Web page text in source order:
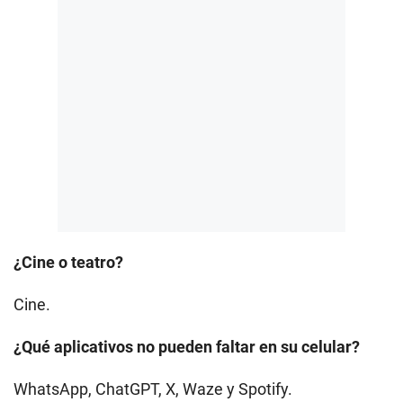
¿Cine o teatro?
Cine.
¿Qué aplicativos no pueden faltar en su celular?
WhatsApp, ChatGPT, X, Waze y Spotify.